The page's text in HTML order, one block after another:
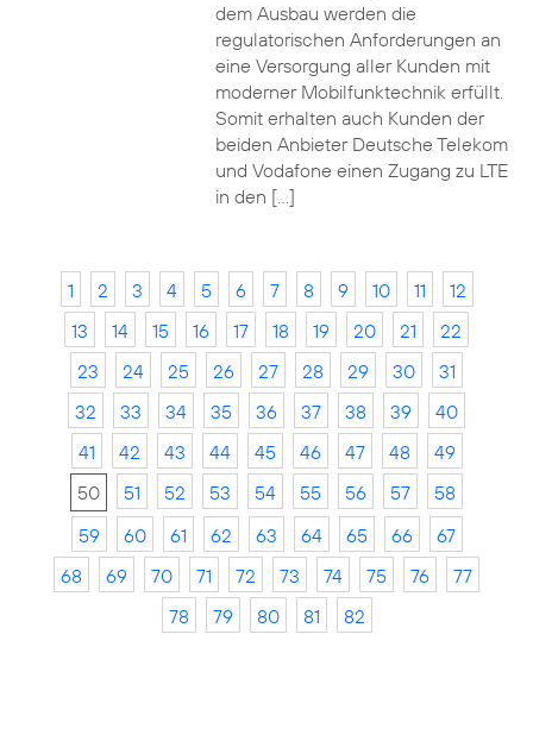
dem Ausbau werden die
regulatorischen Anforderungen an
eine Versorgung aller Kunden mit
moderner Mobilfunktechnik erfüllt.
Somit erhalten auch Kunden der
beiden Anbieter Deutsche Telekom
und Vodafone einen Zugang zu LTE
in den […]
1 2 3 4 5 6 7 8 9 10 11
12
13
14 15 16 17 18 19 20 21
22
23
24 25 26 27 28 29 30
31
32
33 34 35 36 37 38 39
40
41
42 43 44 45 46 47 48
49
50
51 52 53 54 55 56 57
58
59
60 61 62 63 64 65 66
67
68
69 70 71 72 73 74 75 76
77
78
79 80 81 82